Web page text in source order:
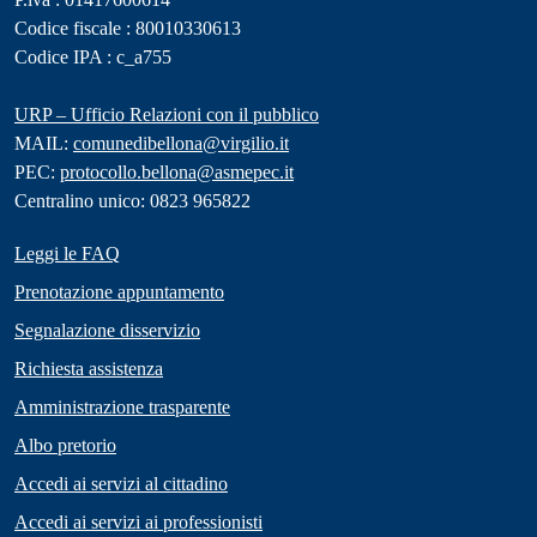
Codice fiscale : 80010330613
Codice IPA : c_a755
URP – Ufficio Relazioni con il pubblico
MAIL: comunedibellona@virgilio.it
PEC: protocollo.bellona@asmepec.it
Centralino unico: 0823 965822
Leggi le FAQ
Prenotazione appuntamento
Segnalazione disservizio
Richiesta assistenza
Amministrazione trasparente
Albo pretorio
Accedi ai servizi al cittadino
Accedi ai servizi ai professionisti